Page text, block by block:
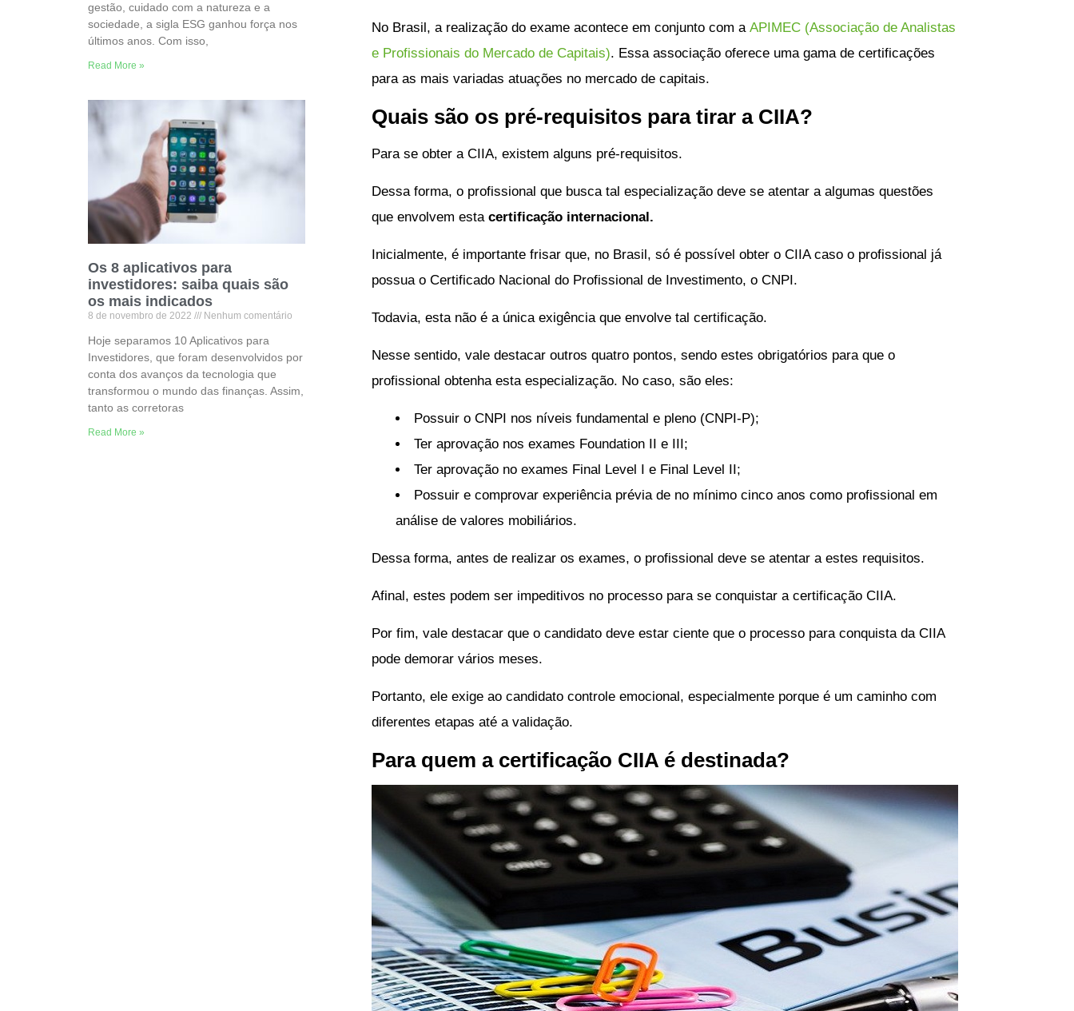
gestão, cuidado com a natureza e a
sociedade, a sigla ESG ganhou força nos
últimos anos. Com isso,
Read More »
Os 8 aplicativos para
investidores: saiba quais são
os mais indicados
8 de novembro de 2022 Nenhum comentário
Hoje separamos 10 Aplicativos para
Investidores, que foram desenvolvidos por
conta dos avanços da tecnologia que
transformou o mundo das finanças. Assim,
tanto as corretoras
Read More »
No Brasil, a realização do exame acontece em conjunto com a APIMEC (Associação de Analistas
e Profissionais do Mercado de Capitais). Essa associação oferece uma gama de certificações
para as mais variadas atuações no mercado de capitais.
Quais são os pré-requisitos para tirar a CIIA?
Para se obter a CIIA, existem alguns pré-requisitos.
Dessa forma, o profissional que busca tal especialização deve se atentar a algumas questões
que envolvem esta certificação internacional.
Inicialmente, é importante frisar que, no Brasil, só é possível obter o CIIA caso o profissional já
possua o Certificado Nacional do Profissional de Investimento, o CNPI.
Todavia, esta não é a única exigência que envolve tal certificação.
Nesse sentido, vale destacar outros quatro pontos, sendo estes obrigatórios para que o
profissional obtenha esta especialização. No caso, são eles:
Possuir o CNPI nos níveis fundamental e pleno (CNPI-P);
Ter aprovação nos exames Foundation II e III;
Ter aprovação no exames Final Level I e Final Level II;
Possuir e comprovar experiência prévia de no mínimo cinco anos como profissional em
análise de valores mobiliários.
Dessa forma, antes de realizar os exames, o profissional deve se atentar a estes requisitos.
Afinal, estes podem ser impeditivos no processo para se conquistar a certificação CIIA.
Por fim, vale destacar que o candidato deve estar ciente que o processo para conquista da CIIA
pode demorar vários meses.
Portanto, ele exige ao candidato controle emocional, especialmente porque é um caminho com
diferentes etapas até a validação.
Para quem a certificação CIIA é destinada?